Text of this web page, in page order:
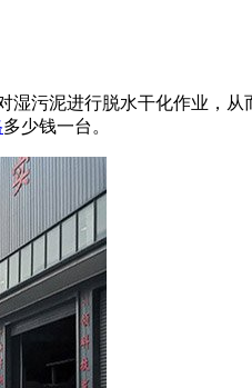
污泥进行脱水干化作业，
多少钱一台。